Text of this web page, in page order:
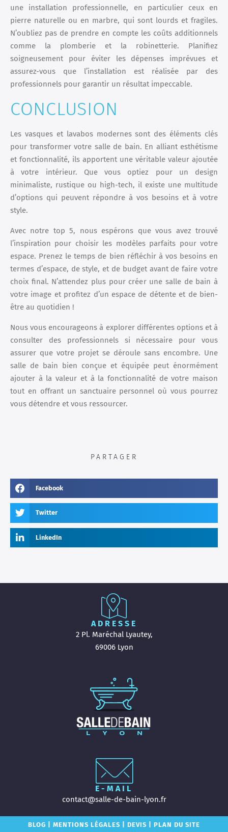
une installation professionnelle, en particulier ceux en
pierre naturelle ou en marbre, qui sont lourds et fragiles.
N’oubliez pas de prendre en compte les coûts additionnels
comme la plomberie et la robinetterie. Planifiez
soigneusement pour éviter les dépenses imprévues et
assurez-vous que l’installation est réalisée par des
professionnels pour garantir un résultat impeccable.
CONCLUSION
Les vasques et lavabos modernes sont des éléments clés
pour transformer votre salle de bain. En alliant esthétisme
et fonctionnalité, ils apportent une véritable valeur ajoutée
à votre intérieur. Que vous optiez pour un design
minimaliste, rustique ou high-tech, il existe une multitude
d’options qui peuvent répondre à vos besoins et à votre
style.
Avec notre top 5, nous espérons que vous avez trouvé
l’inspiration pour choisir les modèles parfaits pour votre
espace. Prenez le temps de bien réfléchir à vos besoins en
termes d’espace, de style, et de budget avant de faire votre
choix final. N’attendez plus pour créer une salle de bain à
votre image et profitez d’un espace de détente et de bien-
être au quotidien !
Nous vous encourageons à explorer différentes options et à
consulter des professionnels si nécessaire pour vous
assurer que votre projet se déroule sans encombre. Une
salle de bain bien conçue et équipée peut énormément
ajouter à la valeur et à la fonctionnalité de votre maison
tout en offrant un sanctuaire personnel où vous pourrez
vous détendre et vous ressourcer.
PARTAGER
Facebook
Twitter
LinkedIn
ADRESSE
2 Pl. Maréchal Lyautey,
69006 Lyon
E-MAIL
contact@salle-de-bain-lyon.fr
BLOG MENTIONS LÉGALES DEVIS PLAN DU SITE